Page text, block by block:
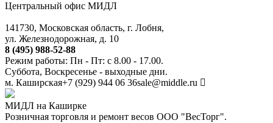
Центральный офис МИДЛ
141730, Московская область, г. Лобня,
ул. Железнодорожная, д. 10
8 (495) 988-52-88
Режим работы: Пн - Пт: с 8.00 - 17.00.
Суббота, Воскресенье - выходные дни.
м. Каширская+7 (929) 944 06 36sale@middle.ru
МИДЛ на Каширке
Розничная торговля и ремонт весов ООО "ВесТорг".